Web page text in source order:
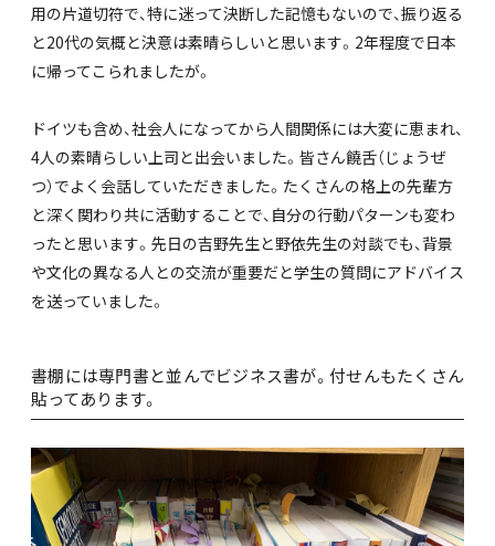
用の片道切符で、特に迷って決断した記憶もないので、振り返る
と20代の気概と決意は素晴らしいと思います。2年程度で日本
に帰ってこられましたが。
ドイツも含め、社会人になってから人間関係には大変に恵まれ、
4人の素晴らしい上司と出会いました。皆さん饒舌（じょうぜ
つ）でよく会話していただきました。たくさんの格上の先輩方
と深く関わり共に活動することで、自分の行動パターンも変わ
ったと思います。先日の吉野先生と野依先生の対談でも、背景
や文化の異なる人との交流が重要だと学生の質問にアドバイス
を送っていました。
書棚には専門書と並んでビジネス書が。付せんもたくさん
貼ってあります。